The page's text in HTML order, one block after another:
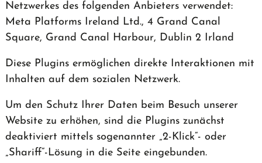
Netzwerkes des folgenden Anbieters verwendet:
Meta Platforms Ireland Ltd., 4 Grand Canal
Square, Grand Canal Harbour, Dublin 2 Irland
Diese Plugins ermöglichen direkte Interaktionen mit
Inhalten auf dem sozialen Netzwerk.
Um den Schutz Ihrer Daten beim Besuch unserer
Website zu erhöhen, sind die Plugins zunächst
deaktiviert mittels sogenannter „2-Klick“- oder
„Shariff“-Lösung in die Seite eingebunden.